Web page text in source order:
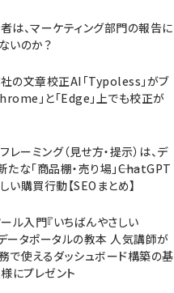
は、マーケティング部門の報告に
いのか？
の文章校正AI「Typoless」がブ
」と「Edge」上でも校正が
レーミング（見せ方・提示）は、デ
たな「商品棚・売り場」――ChatGPT
い購買行動【SEOまとめ】
ル入門『いちばんやさしい
タポータルの教本 人気講師が
で使えるダッシュボード構築の基
にプレゼント